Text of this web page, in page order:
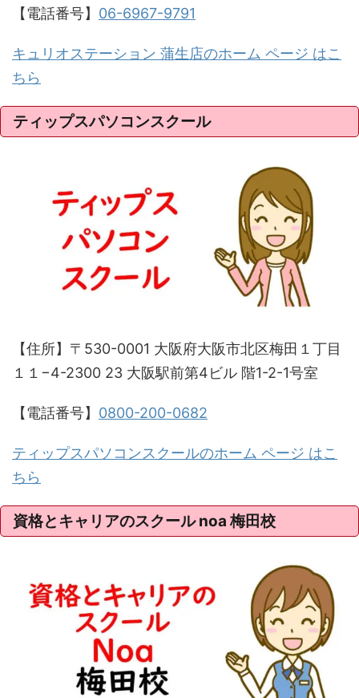
【電話番号】 06-6967-9791
キュリオステーション 蒲生店のホーム ページ はこ
ちら
ティップスパソコンスクール
【住所】〒530-0001 大阪府大阪市北区梅田１丁目
１１−4-2300 23 大阪駅前第4ビル 階1-2-1号室
【電話番号】 0800-200-0682
ティップスパソコンスクールのホーム ページ はこ
ちら
資格とキャリアのスクール noa 梅田校